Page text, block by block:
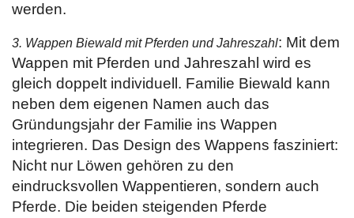
werden.
3. Wappen Biewald mit Pferden und Jahreszahl: Mit dem
Wappen mit Pferden und Jahreszahl wird es
gleich doppelt individuell. Familie Biewald kann
neben dem eigenen Namen auch das
Gründungsjahr der Familie ins Wappen
integrieren. Das Design des Wappens fasziniert:
Nicht nur Löwen gehören zu den
eindrucksvollen Wappentieren, sondern auch
Pferde. Die beiden steigenden Pferde